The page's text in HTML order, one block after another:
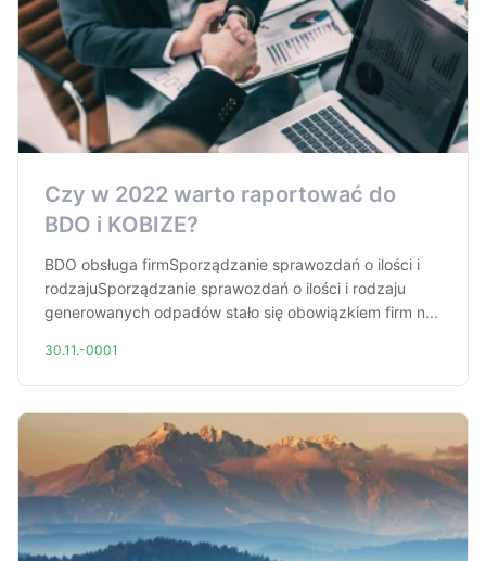
Czy w 2022 warto raportować do
BDO i KOBIZE?
BDO obsługa firmSporządzanie sprawozdań o ilości i
rodzajuSporządzanie sprawozdań o ilości i rodzaju
generowanych odpadów stało się obowiązkiem firm n...
30.11.-0001